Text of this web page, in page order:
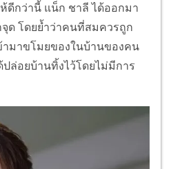
ดีกว่านี้ แน็ก ชาลี ได้ออกมา
ด โดยย้ำว่าคนที่สมควรถูก
ามาขโมยของในบ้านของคน
ล่อยบ้านทิ้งไว้โดยไม่มีการ